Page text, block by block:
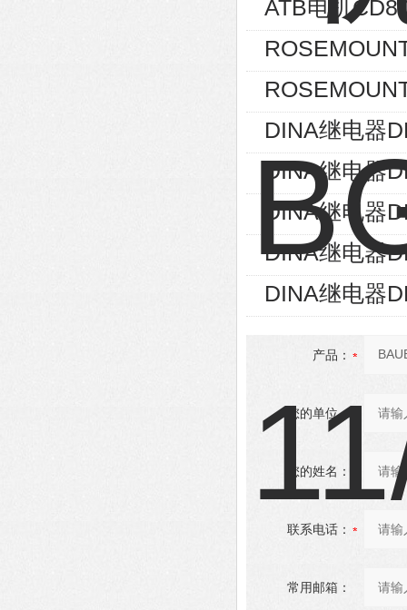
ATB电机
DINA继电器
DINA继电器
DINA继电器
DINA继电器
DINA继电器
产品：
您的单位：
您的姓名：
联系电话：
常用邮箱：